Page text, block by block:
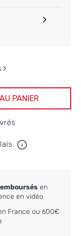
PANIER
en
en vidéo
France ou 600€